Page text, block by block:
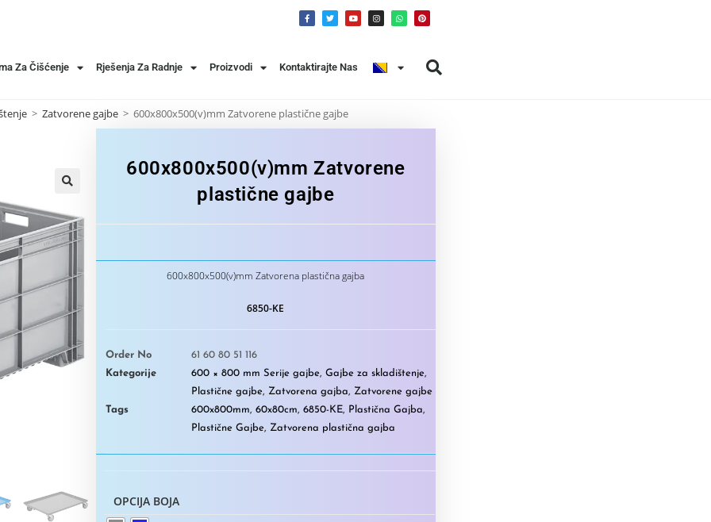
Za Čišćenje Rješenja Za Radnje Proizvodi Kontaktirajte Nas
> Zatvorene gajbe > 600x800x500(v)mm Zatvorene plastične gajbe
600x800x500(v)mm Zatvorene
plastične gajbe
600x800x500(v)mm Zatvorena plastična gajba
6850-KE
Order No
61 60 80 51 116
Kategorije
600 × 800 mm Serije gajbe, Gajbe za skladištenje,
Plastične gajbe, Zatvorena gajba, Zatvorene gajbe
Tags
600x800mm, 60x80cm, 6850-KE, Plastična Gajba,
Plastične Gajbe, Zatvorena plastična gajba
OPCIJA BOJA